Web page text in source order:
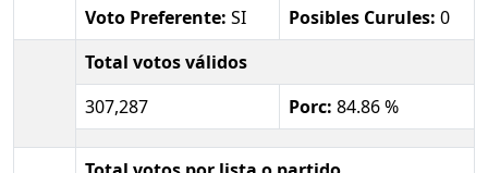
Voto Preferente: SI Posibles Curules: 0
Total votos válidos
307,287
Porc: 84.86 %